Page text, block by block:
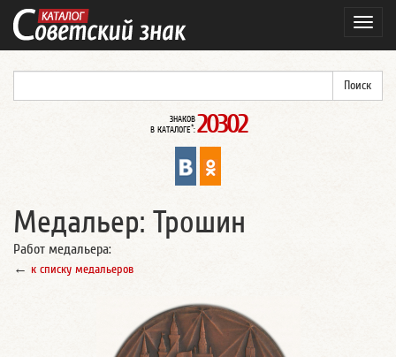
ЗНАКОВ
В КАТАЛОГЕ*: 20302
Медальер: Трошин
Работ медальера:
← к списку медальеров